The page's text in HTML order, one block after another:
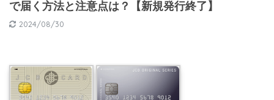
で届く方法と注意点は？【新規発行終了】
2024/08/30